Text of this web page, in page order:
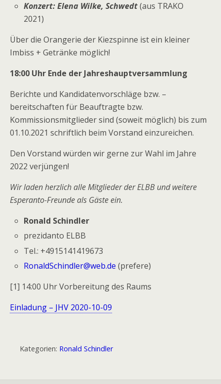
Konzert: Elena Wilke, Schwedt(aus TRAKO
2021)
Über die Orangerie der Kiezspinne ist ein kleiner
Imbiss + Getränke möglich!
18:00 Uhr Ende der Jahreshauptversammlung
Berichte und Kandidatenvorschläge bzw. –
bereitschaften für Beauftragte bzw.
Kommissionsmitglieder sind (soweit möglich) bis zum
01.10.2021 schriftlich beim Vorstand einzureichen.
Den Vorstand würden wir gerne zur Wahl im Jahre
2022 verjüngen!
Wir laden herzlich alle Mitglieder der ELBB und weitere
Esperanto-Freunde als Gäste ein.
Ronald Schindler
prezidanto ELBB
Tel.: +4915141419673
RonaldSchindler@web.de (prefere)
[1] 14:00 Uhr Vorbereitung des Raums
Einladung – JHV 2020-10-09
Kategorien: Ronald Schindler